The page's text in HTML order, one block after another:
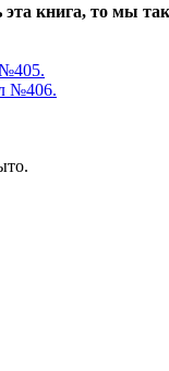
книга, то мы
№406.